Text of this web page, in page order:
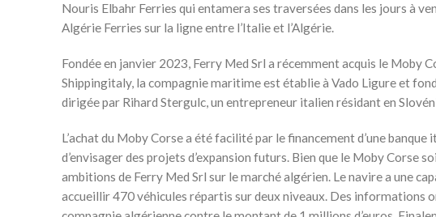
Nouris Elbahr Ferries qui entamera ses traversées dans les jours à
Algérie Ferries sur la ligne entre l’Italie et l’Algérie.
Fondée en janvier 2023, Ferry Med Srl a récemment acquis le Moby
Shippingitaly, la compagnie maritime est établie à Vado Ligure et
dirigée par Rihard Stergulc, un entrepreneur italien résidant en
L’achat du Moby Corse a été facilité par le financement d’une
d’envisager des projets d’expansion futurs. Bien que le Moby Corse
ambitions de Ferry Med Srl sur le marché algérien. Le navire a une
accueillir 470 véhicules répartis sur deux niveaux. Des informations